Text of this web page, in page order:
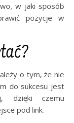
w jaki sposób
pozycje w
o tym, że nie
do sukcesu jest
dzięki czemu
pod link.